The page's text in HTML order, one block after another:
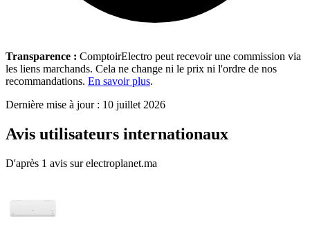
Transparence : ComptoirElectro peut recevoir une commission via
les liens marchands. Cela ne change ni le prix ni l'ordre de nos
recommandations. En savoir plus.
Dernière mise à jour : 10 juillet 2026
Avis utilisateurs internationaux
D'après 1 avis sur electroplanet.ma